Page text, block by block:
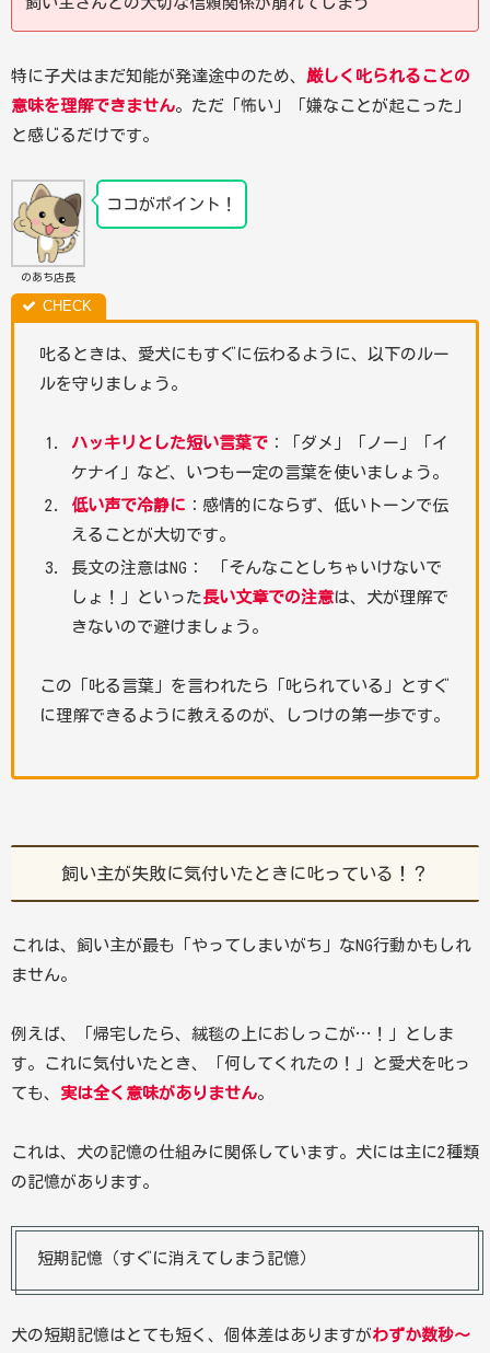
特に子犬はまだ知能が発達途中のため、 厳しく叱られることの
意味を理解できません。ただ「怖い」「嫌なことが起こった」
と感じるだけです。
のあち店長
ココがポイント！
叱るときは、愛犬にもすぐに伝わるように、以下のルー
ルを守りましょう。
ハッキリとした短い言葉で：「ダメ」「ノー」「イ
ケナイ」など、いつも一定の言葉を使いましょう。
低い声で冷静に ：感情的にならず、低いトーンで伝
えることが大切です。
長文の注意はNG： 「そんなことしちゃいけないで
しょ！」といった長い文章での注意は、犬が理解で
きないので避けましょう。
この「叱る言葉」を言われたら「叱られている」とすぐ
に理解できるように教えるのが、しつけの第一歩です。
飼い主が失敗に気付いたときに叱っている！？
これは、飼い主が最も「やってしまいがち」なNG行動かもしれ
ません。
例えば、「帰宅したら、絨毯の上におしっこが…！」としま
す。これに気付いたとき、「何してくれたの！」と愛犬を叱っ
ても、 実は全く意味がありません。
これは、犬の記憶の仕組みに関係しています。犬には主に2種類
の記憶があります。
短期記憶（すぐに消えてしまう記憶）
犬の短期記憶はとても短く、個体差はありますがわずか数秒〜